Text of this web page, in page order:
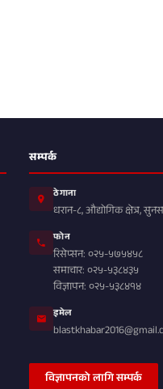
सम्पर्क
ठेगाना
धरान-८, औद्योगिक क्षेत्र,
फोन
रिसेप्सन: ०२५-५७५४५८
समाचार: ०२५-५३८४३५
विज्ञापन: ०२५-५३८४१४
इमेल
विज्ञापनको लागि सम्पर्क